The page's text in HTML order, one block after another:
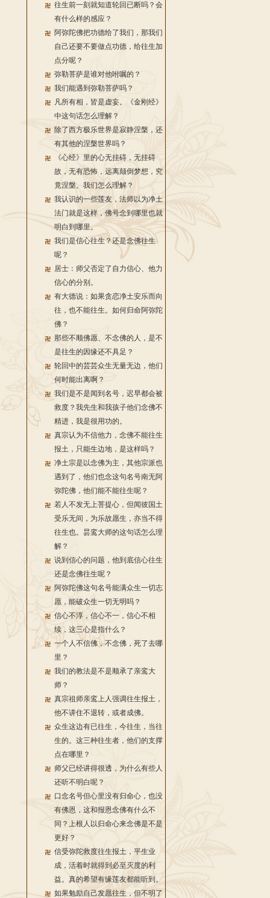
往生前一刻就知道轮回已断吗？会
有什么样的感应？
阿弥陀佛把功德给了我们，那我们
自己还要不要做点功德，给往生加
点分呢？
弥勒菩萨是谁对他咐嘱的？
我们能遇到弥勒菩萨吗？
凡所有相，皆是虚妄。《金刚经》
中这句话怎么理解？
除了西方极乐世界是寂静涅槃，还
有其他的涅槃世界吗？
《心经》里的心无挂碍，无挂碍
故，无有恐怖，远离颠倒梦想，究
竟涅槃。我们怎么理解？
我认识的一些莲友，法师以为净土
法门就是这样，佛号念到哪里也就
明白到哪里。
我们是信心往生？还是念佛往生
呢？
居士：师父否定了自力信心、他力
信心的分别。
有大德说：如果贪恋净土安乐而向
往，也不能往生。如何归命阿弥陀
佛？
那些不顺佛愿、不念佛的人，是不
是往生的因缘还不具足？
轮回中的芸芸众生无量无边，他们
何时能出离啊？
我们是不是闻到名号，迟早都会被
救度？我先生和我孩子他们念佛不
精进，我是很用功的。
真宗认为不信他力，念佛不能往生
报土，只能生边地，是这样吗？
净土宗是以念佛为主，其他宗派也
遇到了，他们也念这句名号南无阿
弥陀佛，他们能不能往生呢？
若人不发无上菩提心，但闻彼国土
受乐无间，为乐故愿生，亦当不得
往生也。昙鸾大师的这句话怎么理
解？
说到信心的问题，他到底信心往生
还是念佛往生呢？
阿弥陀佛这句名号能满众生一切志
愿，能破众生一切无明吗？
信心不淳，信心不一，信心不相
续，这三心是指什么？
一个人不信佛，不念佛，死了去哪
里？
我们的教法是不是顺承了亲鸾大
师？
真宗祖师亲鸾上人强调往生报土，
他不讲住不退转，或者成佛。
众生这边有已往生，今往生，当往
生的。这三种往生者，他们的支撑
点在哪里？
师父已经讲得很透，为什么有些人
还听不明白呢？
口念名号但心里没有归命心，也没
有佛恩，这和报恩念佛有什么不
同？上根人以归命心来念佛是不是
更好？
信受弥陀救度往生报土，平生业
成，活着时就得到必至灭度的利
益。真的希望有缘莲友都能听到。
如果勉励自己发愿往生，但不明了